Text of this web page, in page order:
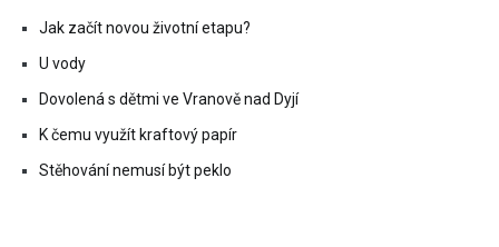
Jak začít novou životní etapu?
U vody
Dovolená s dětmi ve Vranově nad Dyjí
K čemu využít kraftový papír
Stěhování nemusí být peklo